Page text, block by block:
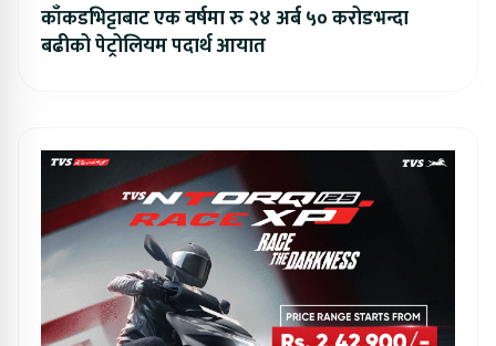
काँकडभिट्टाबाट एक वर्षमा रु २४ अर्ब ५० करोडभन्दा
बढीको पेट्रोलियम पदार्थ आयात